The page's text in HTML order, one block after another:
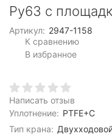
Ру63 с
Артикул: 2947-1158
К сравнению
В избранное
Написать отзыв
Уплотнение: PTFE+C
Тип крана: